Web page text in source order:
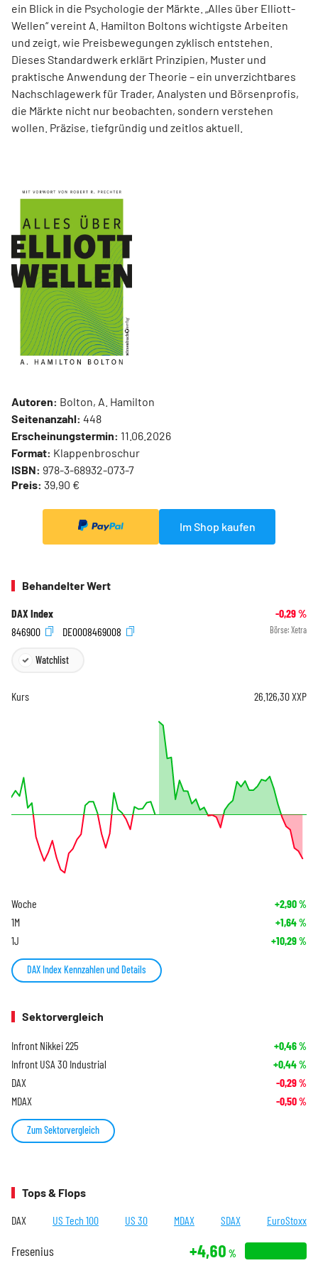
ein Blick in die Psychologie der Märkte. „Alles über Elliott-
Wellen“ vereint A. Hamilton Boltons wichtigste Arbeiten
und zeigt, wie Preisbewegungen zyklisch entstehen.
Dieses Standardwerk erklärt Prinzipien, Muster und
praktische Anwendung der Theorie – ein unverzichtbares
Nachschlagewerk für Trader, Analysten und Börsenprofis,
die Märkte nicht nur beobachten, sondern verstehen
wollen. Präzise, tiefgründig und zeitlos aktuell.
Autoren: Bolton, A. Hamilton
Seitenanzahl: 448
Erscheinungstermin: 11.06.2026
Format: Klappenbroschur
ISBN: 978-3-68932-073-7
Preis: 39,90 €
Im Shop kaufen
Behandelter Wert
DAX Index -0,29%
846900
DE0008469008 Börse: Xetra
Watchlist
Kurs 26.126,30XXP
Woche +2,90%
1M +1,64%
1J +10,29%
DAX Index Kennzahlen und Details
Sektorvergleich
Infront Nikkei 225 +0,46%
Infront USA 30 Industrial +0,44%
DAX -0,29%
MDAX -0,50%
Zum Sektorvergleich
Tops & Flops
DAX US Tech 100 US 30 MDAX SDAX EuroStoxx
Fresenius +4,60 %